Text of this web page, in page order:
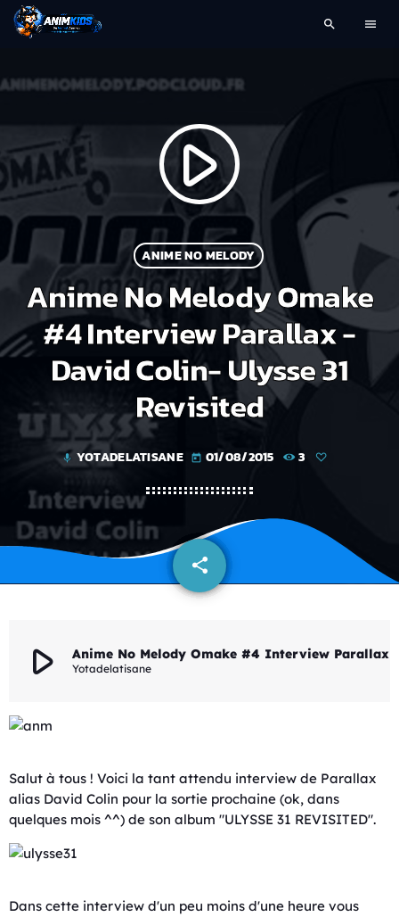
search menu
play_arrow
ANIME NO MELODY
Anime No Melody Omake
#4 Interview Parallax -
David Colin- Ulysse 31
Revisited
mic YOTADELATISANE today 01/08/2015 3
share
email
play_arrow Yotadelatisane
Salut à tous ! Voici la tant attendu interview de Parallax
alias David Colin pour la sortie prochaine (ok, dans
quelques mois ^^) de son album "ULYSSE 31 REVISITED".
Dans cette interview d'un peu moins d'une heure vous